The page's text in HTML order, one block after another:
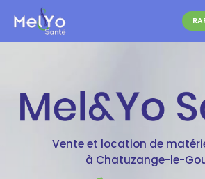
contenu
principal
Vente et location de
à Chatuzange-le-